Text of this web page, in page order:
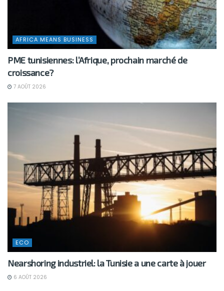
AFRICA MEANS BUSINESS
PME tunisiennes: l’Afrique, prochain marché de
croissance?
7 AOÛT 2026
ECO
Nearshoring industriel: la Tunisie a une carte à jouer
6 AOÛT 2026